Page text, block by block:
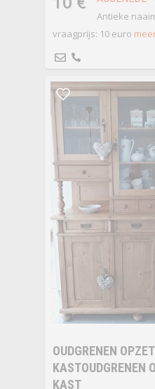
Antieke
vraagprijs: 10 euro
OUDGRENEN
KASTOUDGRENEN
KAST